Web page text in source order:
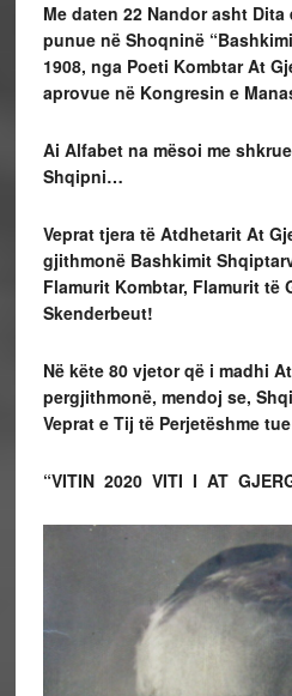
Me daten 22 Nandor asht
punue në Shoqninë
1908, nga Poeti Kombtar At
aprovue në Kongresin e
Ai Alfabet na mësoi me
Shqipni…
Veprat tjera të Atdhetarit At
gjithmonë Bashkimit
Flamurit Kombtar, Flamurit të
Skenderbeut!
Në këte 80 vjetor që i madhi
pergjithmonë, mendoj se,
Veprat e Tij të Perjetëshme
“VITIN 2020 VITI I AT